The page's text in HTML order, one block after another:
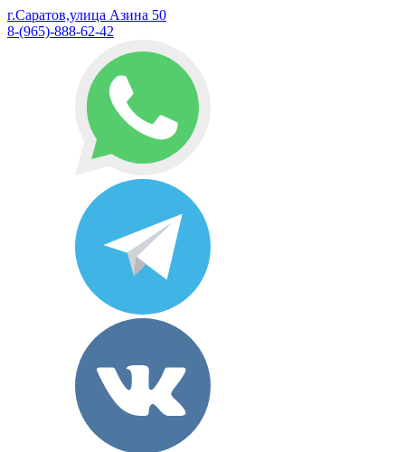
г.Саратов,улица Азина 50
8-(965)-888-62-42